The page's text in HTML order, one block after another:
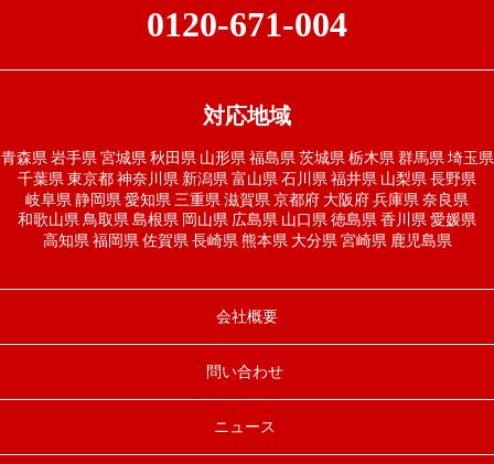
0120-671-004
対応地域
青森県 岩手県 宮城県 秋田県 山形県 福島県 茨城県 栃木県 群馬県 埼玉県
千葉県 東京都 神奈川県 新潟県 富山県 石川県 福井県 山梨県 長野県
岐阜県 静岡県 愛知県 三重県 滋賀県 京都府 大阪府 兵庫県 奈良県
和歌山県 鳥取県 島根県 岡山県 広島県 山口県 徳島県 香川県 愛媛県
高知県 福岡県 佐賀県 長崎県 熊本県 大分県 宮崎県 鹿児島県
会社概要
問い合わせ
ニュース